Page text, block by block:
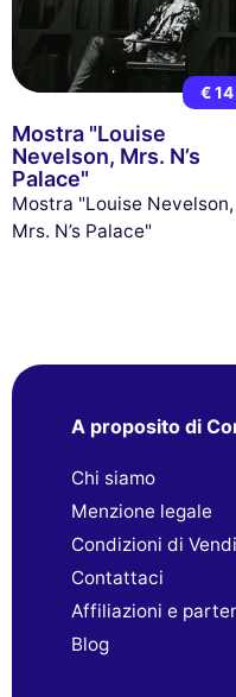
€ 14
Mostra "Louise
Nevelson, Mrs. N’s
Palace"
Mostra "Louise Nevelson,
Mrs. N’s Palace"
A proposito di
Chi siamo
Menzione legale
Condizioni di
Contattaci
Affiliazioni e
Blog